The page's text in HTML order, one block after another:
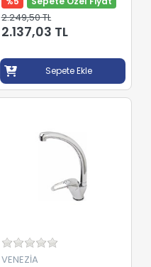
2.249,50 TL
2.137,03 TL
Sepete Ekle
VENEZİA